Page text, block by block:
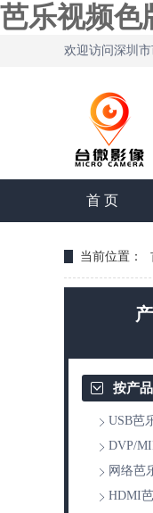
芭乐视频色
欢迎访问深圳市
首 页
当前位置：
按产
USB芭
DVP/
网络芭
HDMI